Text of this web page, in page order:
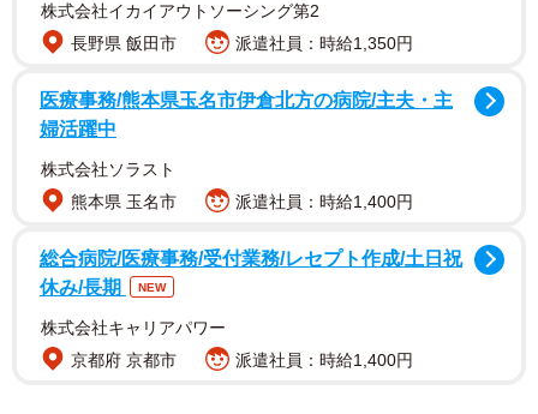
グレー配色のランジェリー。ベロアリボンやシルバーの蝶
チャームが上品な大人かわいい1着で、胸元のクロスコード
が美シルエットをかなえます。
ツ」（フェア限定価格 5060円→3036円）は、小さな薔薇プ
リントと波型レース、女の子らしいコーラルピンクがデー
トにぴったりなランジェリー。U字ワイヤーと厚手パッドで
ふっくらデコルテをメイクし、フロントのホールデザイン
でさりげない色っぽさを演出します。
「タックシャツ 盛りもっと ブラジャー&ショーツ」（フェ
株式会社イカイアウトソーシング第2
長野県 飯田市
派遣社員：時給1,350円
医療事務/熊本県玉名市伊倉北方の病院/主夫・主
婦活躍中
株式会社ソラスト
熊本県 玉名市
派遣社員：時給1,400円
総合病院/医療事務/受付業務/レセプト作成/土日祝
休み/長期
NEW
株式会社キャリアパワー
京都府 京都市
派遣社員：時給1,400円